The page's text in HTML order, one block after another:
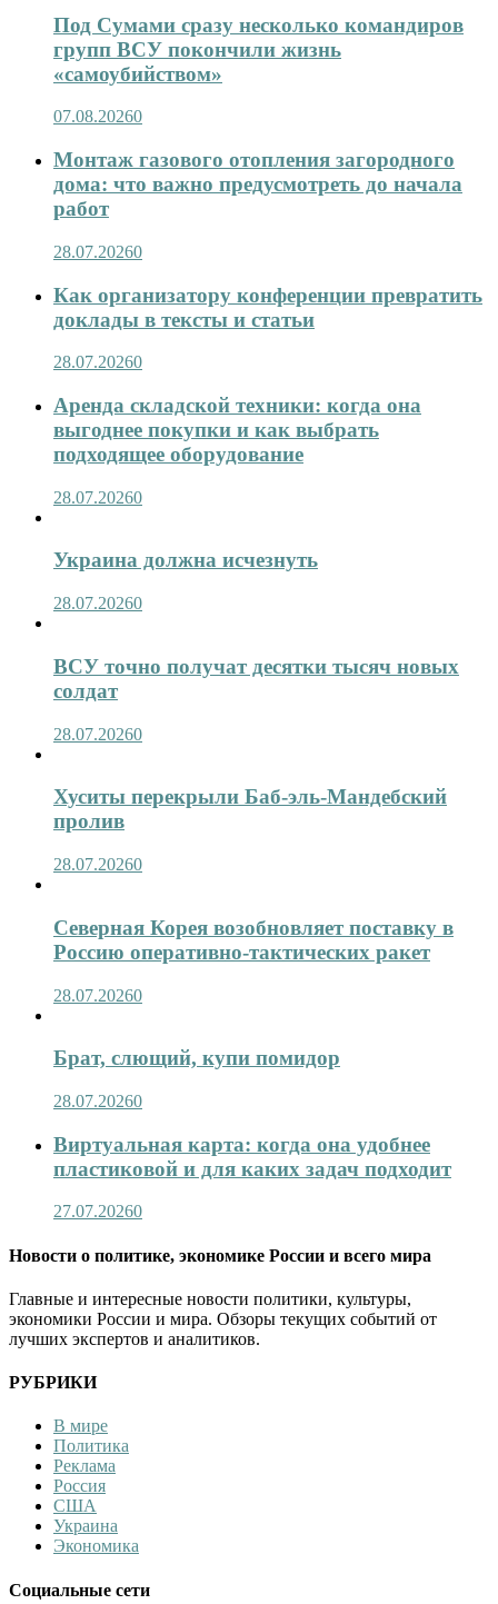
Под Сумами сразу несколько командиров
групп ВСУ покончили жизнь
«самоубийством»
07.08.20260
Монтаж газового отопления загородного
дома: что важно предусмотреть до начала
работ
28.07.20260
Как организатору конференции превратить
доклады в тексты и статьи
28.07.20260
Аренда складской техники: когда она
выгоднее покупки и как выбрать
подходящее оборудование
28.07.20260
Украина должна исчезнуть
28.07.20260
ВСУ точно получат десятки тысяч новых
солдат
28.07.20260
Хуситы перекрыли Баб-эль-Мандебский
пролив
28.07.20260
Северная Корея возобновляет поставку в
Россию оперативно-тактических ракет
28.07.20260
Брат, слющий, купи помидор
28.07.20260
Виртуальная карта: когда она удобнее
пластиковой и для каких задач подходит
27.07.20260
Новости о политике, экономике России и всего мира
Главные и интересные новости политики, культуры,
экономики России и мира. Обзоры текущих событий от
лучших экспертов и аналитиков.
РУБРИКИ
В мире
Политика
Реклама
Россия
США
Украина
Экономика
Социальные сети